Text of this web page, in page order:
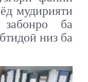
мудирияти
ба
низ ба